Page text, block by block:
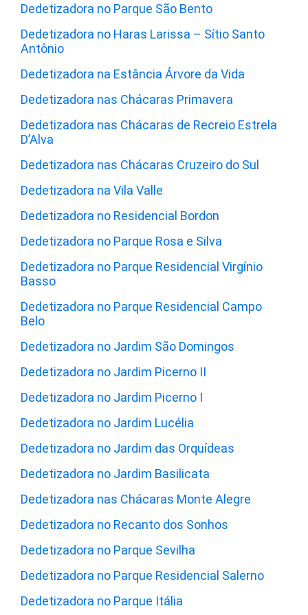
Dedetizadora no Parque São Bento
Dedetizadora no Haras Larissa – Sítio Santo
Antônio
Dedetizadora na Estância Árvore da Vida
Dedetizadora nas Chácaras Primavera
Dedetizadora nas Chácaras de Recreio Estrela
D’Alva
Dedetizadora nas Chácaras Cruzeiro do Sul
Dedetizadora na Vila Valle
Dedetizadora no Residencial Bordon
Dedetizadora no Parque Rosa e Silva
Dedetizadora no Parque Residencial Virgínio
Basso
Dedetizadora no Parque Residencial Campo
Belo
Dedetizadora no Jardim São Domingos
Dedetizadora no Jardim Picerno II
Dedetizadora no Jardim Picerno I
Dedetizadora no Jardim Lucélia
Dedetizadora no Jardim das Orquídeas
Dedetizadora no Jardim Basilicata
Dedetizadora nas Chácaras Monte Alegre
Dedetizadora no Recanto dos Sonhos
Dedetizadora no Parque Sevilha
Dedetizadora no Parque Residencial Salerno
Dedetizadora no Parque Itália